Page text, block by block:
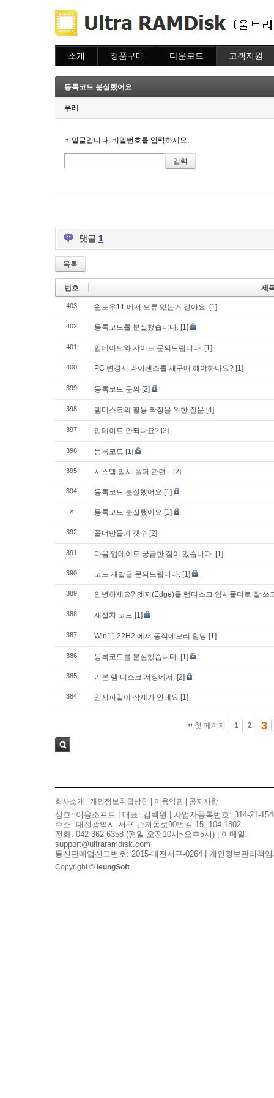
소개 정품구매
주문조회
이용안내
다운로드 고객지원
질문하기
등록코드 분실했어요
푸레
비밀글입니다. 비밀번호를 입력하세요.
댓글 1
목록
번호 제
403 윈도우11 에서 오류 있는거 같아요. [1]
402 등록코드를 분실했습니다. [1]
401 업데이트와 사이트 문의드립니다. [1]
400 PC 변경시 라이센스를 재구매 해야하나요? [1]
399 등록코드 문의 [2]
398 램디스크의 활용 확장을 위한 질문 [4]
397 압데이트 안되나요? [3]
396 등록코드 [1]
395 시스템 임시 폴더 관련... [2]
394 등록코드 분실했어요 [1]
» 등록코드 분실했어요 [1]
392 폴더만들기 갯수 [2]
391 다음 업데이트 궁금한 점이 있습니다. [1]
390 코드 재발급 문의드립니다. [1]
389 안녕하세요? 엣지(Edge)를 램디스크 임시폴더로 잘
388 재설치 코드 [1]
387 Win11 22H2 에서 동적메모리 할당 [1]
386 등록코드를 분실했습니다. [1]
385 기본 램 디스크 저장에서. [2]
384 임시파일이 삭제가 안돼요 [1]
첫 페이지 1 2 3
회사소개 개인정보취급방침 이용약관 공지사항
상호: 이응소프트 | 대표: 김택원 | 사업자등록번호: 314-21-
주소: 대전광역시 서구 관저동로90번길 15, 104-1802
전화: 042-362-6358 (평일 오전10시~오후5시) | 이메일:
support@ultraramdisk.com
통신판매업신고번호: 2015-대전서구-0264 | 개인정보관리책
Copyright © ieungSoft.